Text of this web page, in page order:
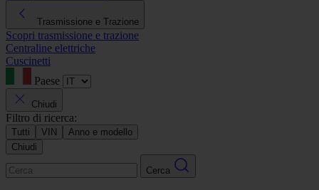
Trasmissione e Trazione
Scopri trasmissione e trazione
Centraline elettriche
Cuscinetti
Paese
Chiudi
Filtro di ricerca:
Tutti VIN
Anno e modello
Chiudi
Cerca